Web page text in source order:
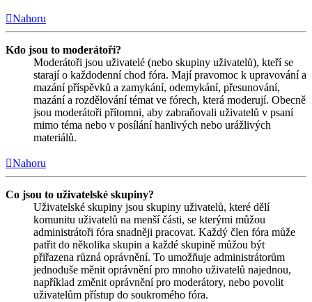
Nahoru
Kdo jsou to moderátoři?
Moderátoři jsou uživatelé (nebo skupiny uživatelů), kteří se
starají o každodenní chod fóra. Mají pravomoc k upravování a
mazání příspěvků a zamykání, odemykání, přesunování,
mazání a rozdělování témat ve fórech, která moderují. Obecně
jsou moderátoři přítomni, aby zabraňovali uživatelů v psaní
mimo téma nebo v posílání hanlivých nebo urážlivých
materiálů.
Nahoru
Co jsou to uživatelské skupiny?
Uživatelské skupiny jsou skupiny uživatelů, které dělí
komunitu uživatelů na menší části, se kterými můžou
administrátoři fóra snadněji pracovat. Každý člen fóra může
patřit do několika skupin a každé skupině můžou být
přiřazena různá oprávnění. To umožňuje administrátorům
jednoduše měnit oprávnění pro mnoho uživatelů najednou,
například změnit oprávnění pro moderátory, nebo povolit
uživatelům přístup do soukromého fóra.